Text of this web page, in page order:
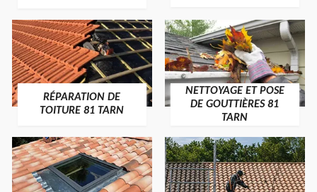
RÉPARATION DE
TOITURE 81 TARN
NETTOYAGE ET POSE
DE GOUTTIÈRES 81
TARN